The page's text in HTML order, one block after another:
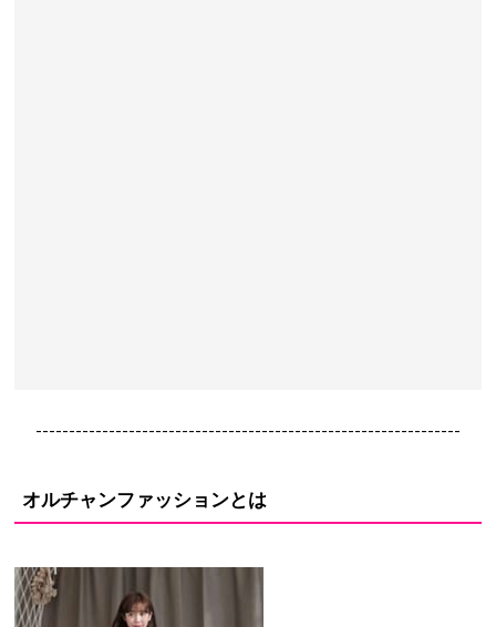
----------------------------------------------------------------
オルチャンファッションとは